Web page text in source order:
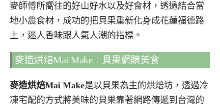
麥師傅所嚮往的好山好水以及好食材，透過結合當
地小農食材，成功的把貝果重新化身成花蓮福德路
上，迷人香味跟人氣人潮的指標。
麥造烘焙Mai Make｜貝果網購美食
麥造烘焙Mai Make是以貝果為主的烘焙坊，透過冷
凍宅配的方式將美味的貝果靠著網路傳遞到台灣的